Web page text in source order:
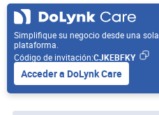
Simplifique su negocio desde una sola
plataforma.
Código de invitación:CJKEBFKY
Acceder a DoLynk Care